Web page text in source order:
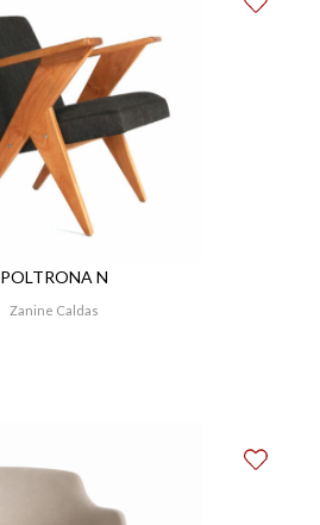
POLTRONA N
Zanine Caldas